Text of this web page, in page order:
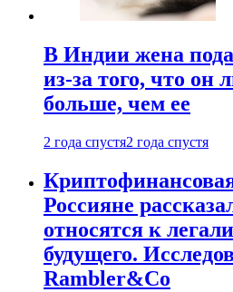
В Индии жена
из-за того, что он
больше, чем ее
2 года спустя2 года спустя
Россияне
относятся к
будущего.
Rambler&Co